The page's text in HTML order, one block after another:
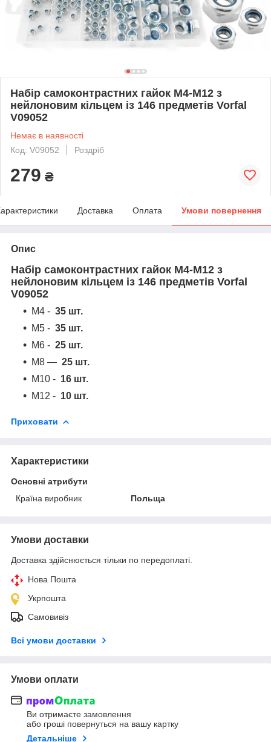
Набір самоконтрастних гайок М4-М12 з
нейлоновим кільцем із 146 предметів Vorfal
V09052
Немає в наявності
Код: V09052
Роздріб
279 ₴
Доставка Оплата Умови повернення
Опис
Набір самоконтрастних гайок М4-М12 з
нейлоновим кільцем із 146 предметів Vorfal
V09052
М4 - 35 шт.
М5 - 35 шт.
М6 - 25 шт.
М8 — 25 шт.
М10 - 16 шт.
М12 - 10 шт.
Приховати
Характеристики
Основні атрибути
Країна виробник
Польща
Умови доставки
Доставка здійснюється тільки по передоплаті.
Нова Пошта
Укрпошта
Самовивіз
Всі умови доставки
Умови оплати
Ви отримаєте замовлення
або гроші повернуться на вашу картку
Детальніше